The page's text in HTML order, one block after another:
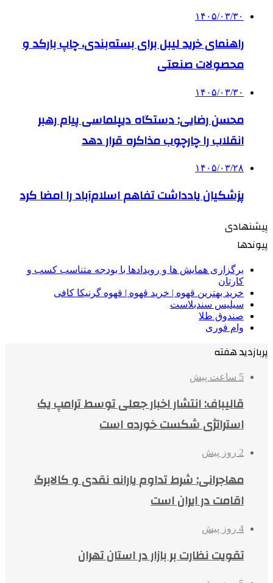
۱۴۰۵/۰۳/۳۰
راهنمای خرید لیبل برای بسته‌بندی، چاپ بارکد و
محصولات صنعتی
۱۴۰۵/۰۳/۳۰
محسن رضایی: دستگاه دیپلماسی پیام رهبر
انقلاب را چارچوب مذاکره قرار دهد
۱۴۰۵/۰۳/۲۸
پزشکیان یادداشت تفاهم اسلام‌آباد را امضا کرد
پیشنهادی
پیوندها
برگزاری همایش ها و رویدادها با بودجه متناسب کسب و
کارتان
خرید بهترین قهوه | خرید قهوه | قهوه گرنیکا کافی
سیلیس سندبلاست
صندوق طلا
وام فوری
پربازدید هفته
5 ساعت پیش
قالیباف: انتشار اخبار جعلی توسط ترامپ یک
استراتژی شکست خورده است
2 روز پیش
مهاجرانی: شرط تداوم یارانه نقدی و کالابرگ
اقامت در ایران است
4 روز پیش
تقویت نظارت بر بازار در استان تهران